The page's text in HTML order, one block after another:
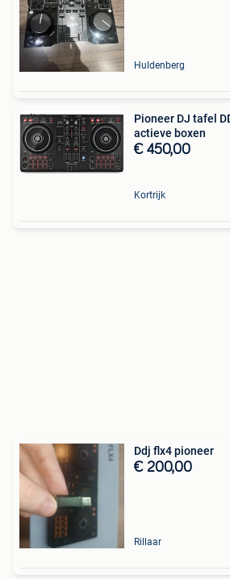
Huldenberg
Pioneer DJ tafel
actieve boxen
€ 450,00
Kortrijk
Ddj flx4 pioneer
€ 200,00
Rillaar